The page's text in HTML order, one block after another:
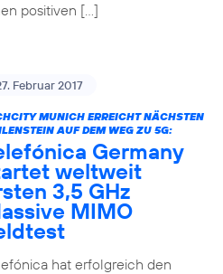
positiven […]
Februar 2017
MUNICH ERREICHT NÄCHSTEN
AUF DEM WEG ZU 5G:
Germany
weltweit
3,5 GHz
MIMO
hat erfolgreich den